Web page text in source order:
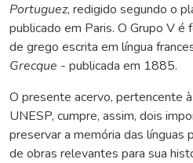
Portuguez, redigido segundo o
publicado em Paris. O Grupo V é
de grego escrita em língua
Grecque - publicada em 1885.
O presente acervo, pertencente
UNESP, cumpre, assim, dois
preservar a memória das línguas
de obras relevantes para sua